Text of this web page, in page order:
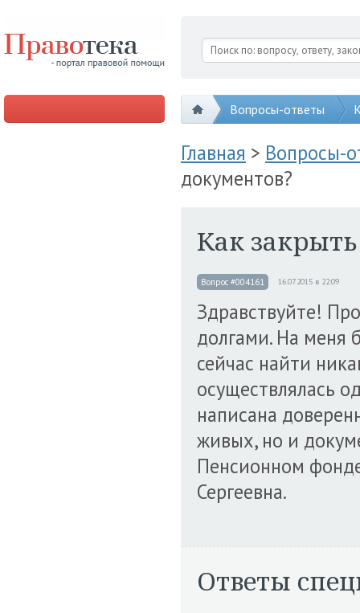
Вопросы-ответы
Главная > Вопросы-
документов?
Как
Вопрос #004161 16.07.2015 в 22:09
Здравствуйте!
долгами. На меня
сейчас найти
осуществлялась
написана
живых, но и
Пенсионном
Сергеевна.
Ответы